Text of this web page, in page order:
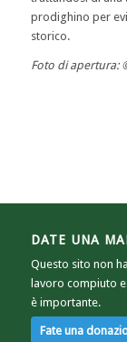
prodighino per
storico.
Foto di apertura:
DATE UNA
Questo sito non
lavoro compiuto
è importante.